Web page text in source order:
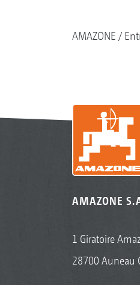
AMAZONE
AMAZONE
1 Giratoire
28700 Auneau